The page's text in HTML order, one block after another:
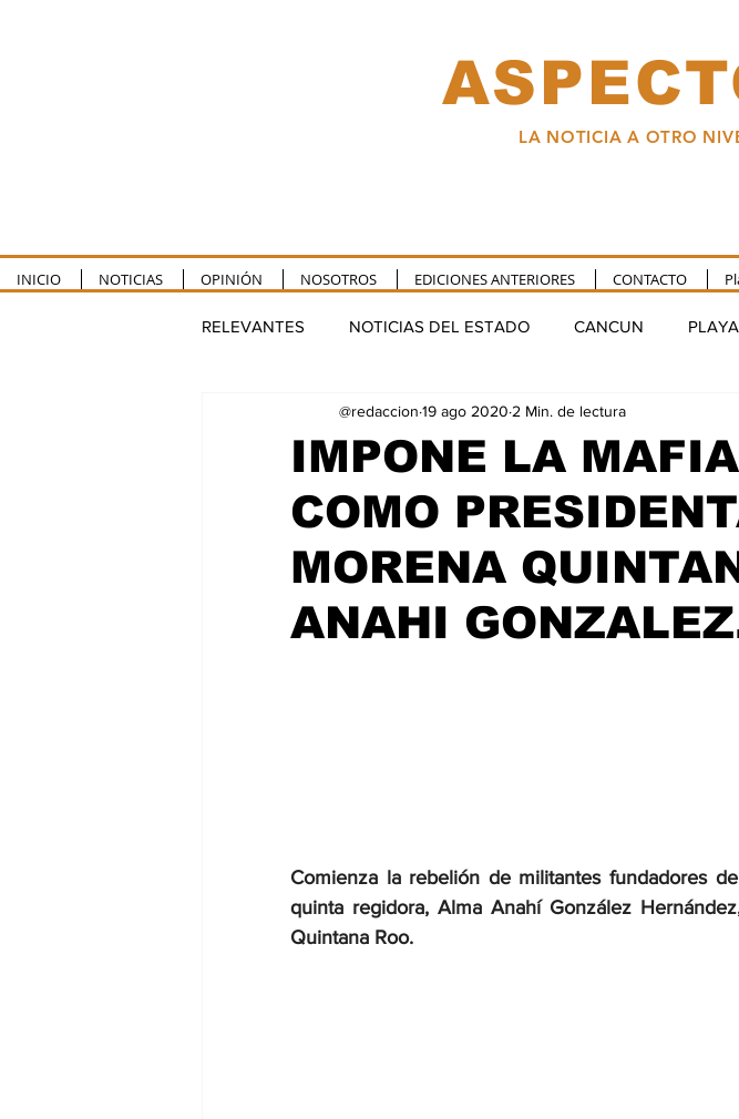
LA NOTICIA A OTRO
INICIO NOTICIAS OPINIÓN NOSOTROS EDICIONES ANTERIORES CONTACTO
RELEVANTES NOTICIAS DEL ESTADO CANCUN
PUERTO MORELOS FELIPE CARRILLO PUERTO
CHETUMAL
IMPONE LA
COMO
MORENA
ANAHI
@redaccion 19 ago 2020 2 Min. de lectura
Comienza la rebelión de militantes fundadores
quinta regidora, Alma Anahí González
Quintana Roo.